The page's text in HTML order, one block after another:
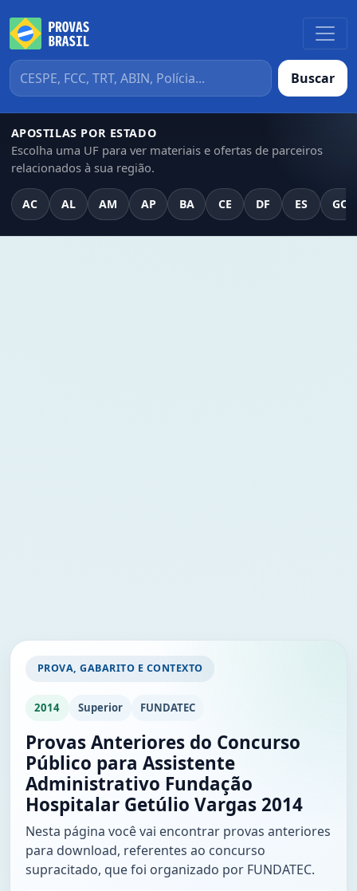
Buscar
APOSTILAS POR ESTADO
Escolha uma UF para ver materiais e ofertas de parceiros
relacionados à sua região.
AC AL AM AP BA CE DF ES GO
PROVA, GABARITO E CONTEXTO
2014 Superior FUNDATEC
Provas Anteriores do Concurso
Público para Assistente
Administrativo Fundação
Hospitalar Getúlio Vargas 2014
Nesta página você vai encontrar provas anteriores
para download, referentes ao concurso
supracitado, que foi organizado por FUNDATEC.